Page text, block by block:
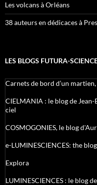
Les volcans à Orléans
38 auteurs en dédicaces à
LES BLOGS FUTURA-
Carnets de bord d’un
CIELMANIA : le blog de
ciel
COSMOGONIES, le blog
e-LUMINESCIENCES: the
Explora
LUMINESCIENCES : le blog